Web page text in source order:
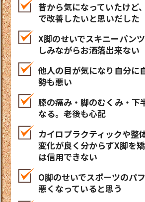
昔から気になっていたけど
で改善したいと思いだした
X脚のせいでスキニーパン
しみながらお洒落出来ない
他人の目が気になり自分に
勢も悪い
膝の痛み・脚のむくみ・下
なる。老後も心配
カイロプラクティックや整
変化が良く分からずX脚を
は信用できない
O脚のせいでスポーツのパ
悪くなっていると思う